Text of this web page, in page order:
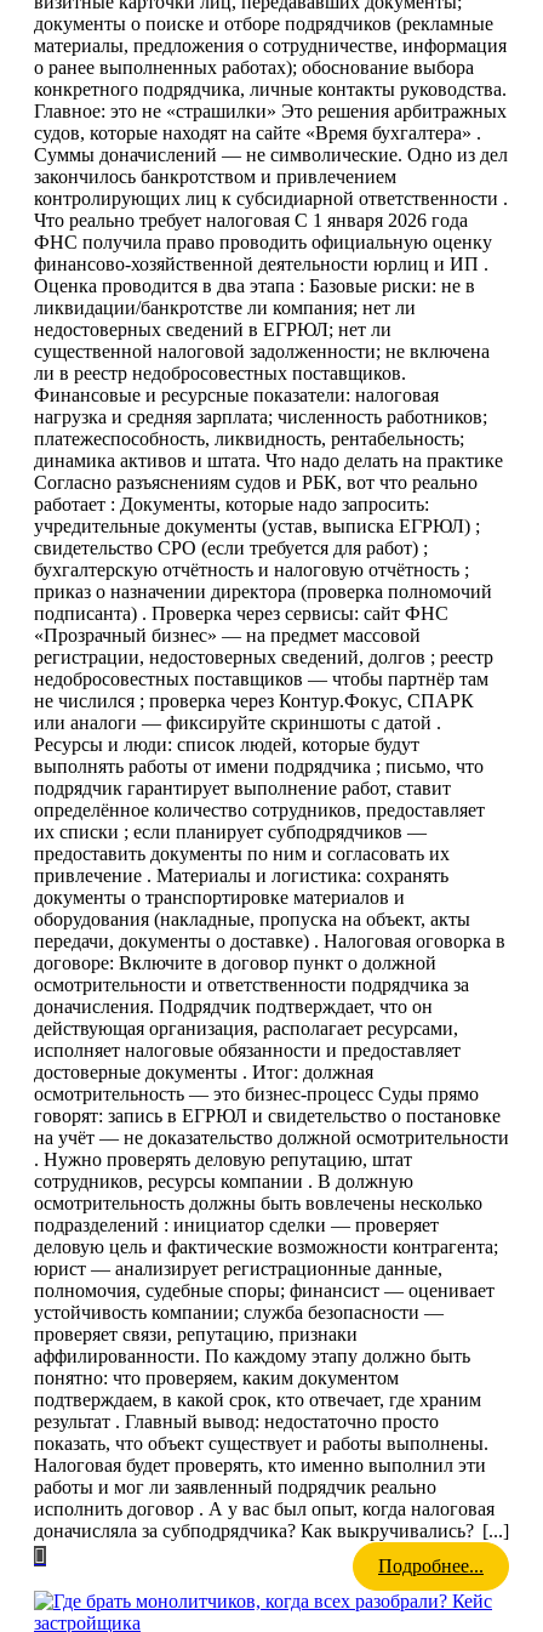
документы о поиске и отборе подрядчиков (рекламные
материалы, предложения о сотрудничестве, информация
о ранее выполненных работах); обоснование выбора
конкретного подрядчика, личные контакты руководства.
Главное: это не «страшилки» Это решения арбитражных
судов, которые находят на сайте «Время бухгалтера» .
Суммы доначислений — не символические. Одно из дел
закончилось банкротством и привлечением
контролирующих лиц к субсидиарной ответственности .
Что реально требует налоговая С 1 января 2026 года
ФНС получила право проводить официальную оценку
финансово-хозяйственной деятельности юрлиц и ИП .
Оценка проводится в два этапа : Базовые риски: не в
ликвидации/банкротстве ли компания; нет ли
недостоверных сведений в ЕГРЮЛ; нет ли
существенной налоговой задолженности; не включена
ли в реестр недобросовестных поставщиков.
Финансовые и ресурсные показатели: налоговая
нагрузка и средняя зарплата; численность работников;
платежеспособность, ликвидность, рентабельность;
динамика активов и штата. Что надо делать на практике
Согласно разъяснениям судов и РБК, вот что реально
работает : Документы, которые надо запросить:
учредительные документы (устав, выписка ЕГРЮЛ) ;
свидетельство СРО (если требуется для работ) ;
бухгалтерскую отчётность и налоговую отчётность ;
приказ о назначении директора (проверка полномочий
подписанта) . Проверка через сервисы: сайт ФНС
«Прозрачный бизнес» — на предмет массовой
регистрации, недостоверных сведений, долгов ; реестр
недобросовестных поставщиков — чтобы партнёр там
не числился ; проверка через Контур.Фокус, СПАРК
или аналоги — фиксируйте скриншоты с датой .
Ресурсы и люди: список людей, которые будут
выполнять работы от имени подрядчика ; письмо, что
подрядчик гарантирует выполнение работ, ставит
определённое количество сотрудников, предоставляет
их списки ; если планирует субподрядчиков —
предоставить документы по ним и согласовать их
привлечение . Материалы и логистика: сохранять
документы о транспортировке материалов и
оборудования (накладные, пропуска на объект, акты
передачи, документы о доставке) . Налоговая оговорка в
договоре: Включите в договор пункт о должной
осмотрительности и ответственности подрядчика за
доначисления. Подрядчик подтверждает, что он
действующая организация, располагает ресурсами,
исполняет налоговые обязанности и предоставляет
достоверные документы . Итог: должная
осмотрительность — это бизнес-процесс Суды прямо
говорят: запись в ЕГРЮЛ и свидетельство о постановке
на учёт — не доказательство должной осмотрительности
. Нужно проверять деловую репутацию, штат
сотрудников, ресурсы компании . В должную
осмотрительность должны быть вовлечены несколько
подразделений : инициатор сделки — проверяет
деловую цель и фактические возможности контрагента;
юрист — анализирует регистрационные данные,
полномочия, судебные споры; финансист — оценивает
устойчивость компании; служба безопасности —
проверяет связи, репутацию, признаки
аффилированности. По каждому этапу должно быть
понятно: что проверяем, каким документом
подтверждаем, в какой срок, кто отвечает, где храним
результат . Главный вывод: недостаточно просто
показать, что объект существует и работы выполнены.
Налоговая будет проверять, кто именно выполнил эти
работы и мог ли заявленный подрядчик реально
исполнить договор . А у вас был опыт, когда налоговая
доначисляла за субподрядчика? Как выкручивались? [...]
Подробнее...